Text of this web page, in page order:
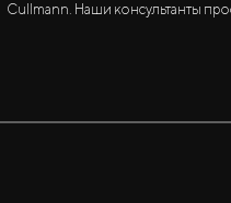
Cullmann. Наши консультанты